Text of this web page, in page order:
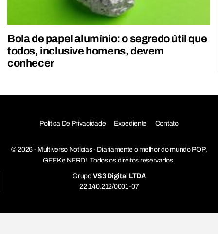
Bola de papel alumínio: o segredo útil que
todos, inclusive homens, devem
conhecer
Política De Privacidade Expediente Contato
© 2026 - Multiverso Notícias - Diariamente o melhor do mundo POP,
GEEK e NERD!. Todos os direitos reservados.
Grupo VS3 Digital LTDA
22.140.212/0001-07